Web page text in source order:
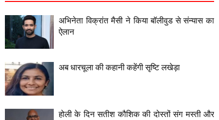
अभिनेता विक्रांत मैसी ने किया बॉलीवुड से संन्यास का
ऐलान
अब धारचूला की कहानी कहेंगी सृष्टि लखेड़ा
होली के दिन सतीश कौशिक की दोस्तों संग मस्ती और